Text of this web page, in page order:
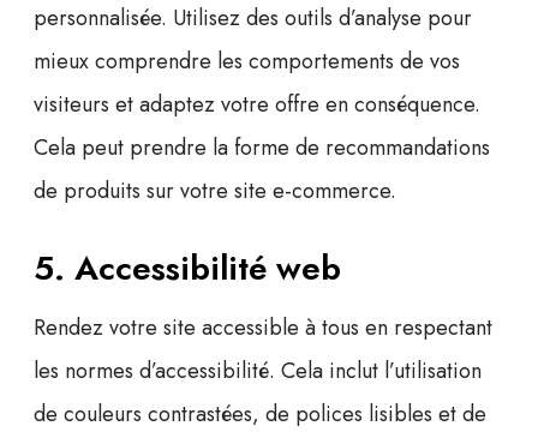
personnalisée. Utilisez des outils d’analyse pour
mieux comprendre les comportements de vos
visiteurs et adaptez votre offre en conséquence.
Cela peut prendre la forme de recommandations
de produits sur votre site e-commerce.
5. Accessibilité web
Rendez votre site accessible à tous en respectant
les normes d’accessibilité. Cela inclut l’utilisation
de couleurs contrastées, de polices lisibles et de